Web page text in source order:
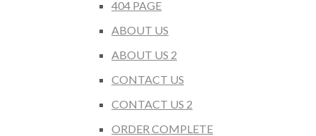
404 PAGE
ABOUT US
ABOUT US 2
CONTACT US
CONTACT US 2
ORDER COMPLETE